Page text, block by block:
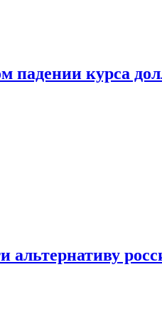
падении курса
альтернативу